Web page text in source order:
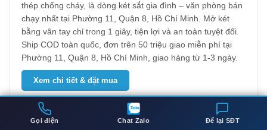
Gọi điện Chat Zalo Để lại SĐT
thép chống cháy, là dòng két sắt gia đình – văn phòng bán
chạy nhất tại Phường 11, Quận 8, Hồ Chí Minh. Mở két
bằng vân tay chỉ trong 1 giây, tiện lợi và an toàn tuyệt đối.
Ship COD toàn quốc, đơn trên 50 triệu giao miễn phí tại
Phường 11, Quận 8, Hồ Chí Minh, giao hàng từ 1-3 ngày.
Xem chi tiết & đặt mua